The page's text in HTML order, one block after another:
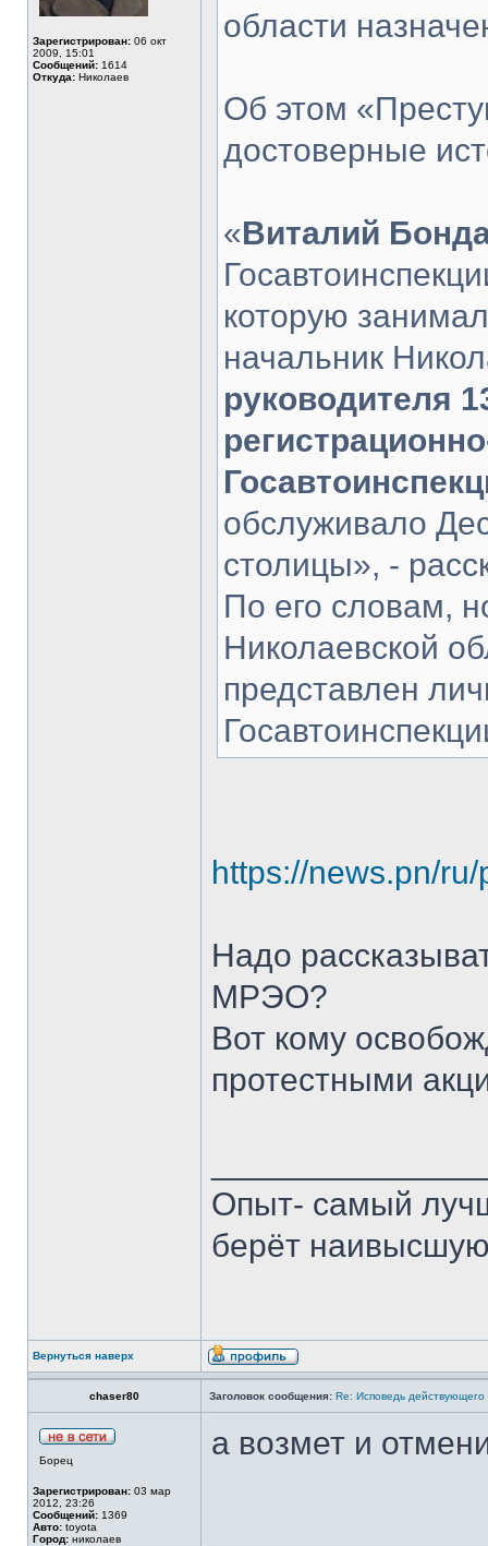
Зарегистрирован: 06 окт
2009, 15:01
Сообщений: 1614
Откуда: Николаев
области
Об этом
достоверные
«Виталий
которую
начальник
руководителя
обслуживало
столицы», -
По его словам,
Николаевской
представлен
https://news.pn/
Надо
МРЭО?
Вот кому
протестными
Опыт- самый
берёт
Вернуться наверх
chaser80 Заголовок сообщения: Re: Исповедь действующего
Борец
Зарегистрирован: 03 мар
2012, 23:26
Сообщений: 1369
Авто: toyota
Город: николаев
а возмет и